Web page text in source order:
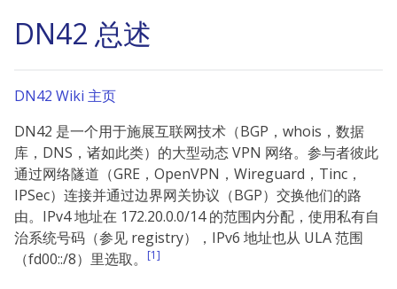
DN42 总述
DN42 Wiki 主页
DN42 是一个用于施展互联网技术（BGP，whois，数据
库，DNS，诸如此类）的大型动态 VPN 网络。参与者彼此
通过网络隧道（GRE，OpenVPN，Wireguard，Tinc，
IPSec）连接并通过边界网关协议（BGP）交换他们的路
由。IPv4 地址在 172.20.0.0/14 的范围内分配，使用私有自
治系统号码（参见 registry），IPv6 地址也从 ULA 范围
（fd00::/8）里选取。
[1]